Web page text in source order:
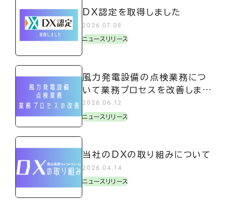
DX認定を取得しました
2026.07.08
ニュースリリース
風力発電設備の点検業務につ
いて業務プロセスを改善しまし
た
2026.06.12
ニュースリリース
当社のDXの取り組みについて
2026.04.14
ニュースリリース